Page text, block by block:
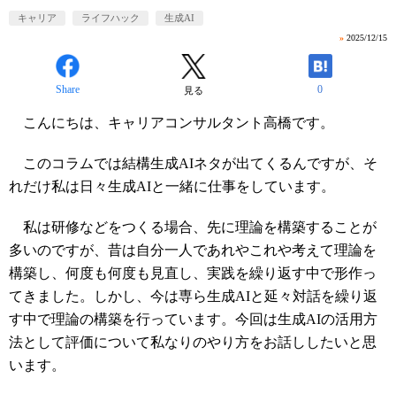
キャリア ライフハック 生成AI
» 2025/12/15
Share 見る 0
こんにちは、キャリアコンサルタント高橋です。
このコラムでは結構生成AIネタが出てくるんですが、そ
れだけ私は日々生成AIと一緒に仕事をしています。
私は研修などをつくる場合、先に理論を構築することが
多いのですが、昔は自分一人であれやこれや考えて理論を
構築し、何度も何度も見直し、実践を繰り返す中で形作っ
てきました。しかし、今は専ら生成AIと延々対話を繰り返
す中で理論の構築を行っています。今回は生成AIの活用方
法として評価について私なりのやり方をお話ししたいと思
います。